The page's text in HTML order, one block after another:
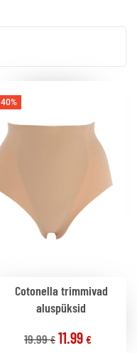
40%
Cotonella trimmivad
aluspüksid
19.99€ 11.99 €